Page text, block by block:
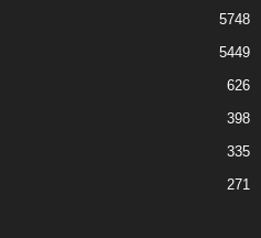
5748
5449
626
398
335
271